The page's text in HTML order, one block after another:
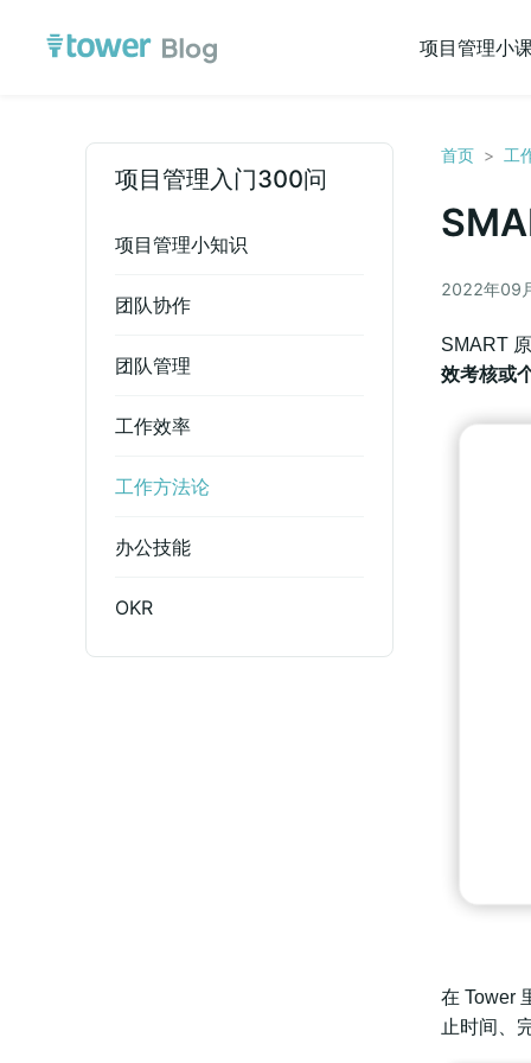
项目管理小
项目管理入门300问
项目管理小知识
团队协作
团队管理
工作效率
工作方法论
办公技能
OKR
首页 > 工
2022年09
SMART
效考核或
在 Tower
止时间、